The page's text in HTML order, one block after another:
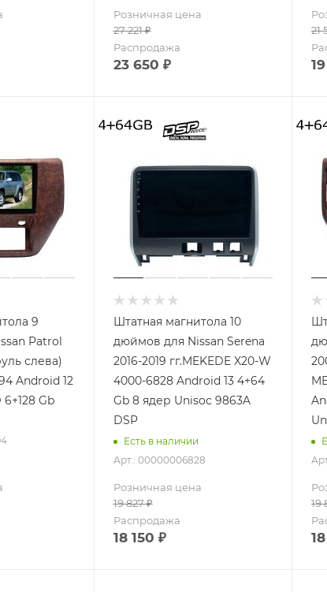
Розничная цена
27 221₽
Распродажа
23 650 ₽
21
9
Patrol
слева)
Android 12
6+128 Gb
Штатная магнитола 10
дюймов для Nissan Serena
2016-2019 гг.MEKEDE X20-W
4000-6828 Android 13 4+64
Gb 8 ядер Unisoc 9863A
DSP
Есть в наличии
Арт.: 00000006828
Розничная цена
19 827₽
Распродажа
18 150 ₽
19